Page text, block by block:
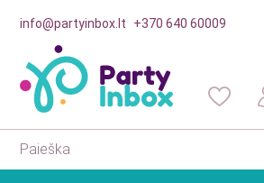
info@partyinbox.lt +370 640 60009